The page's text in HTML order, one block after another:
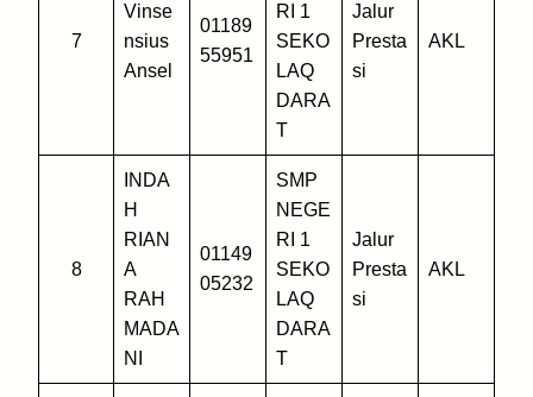
7
Vinse
nsius
Ansel
01189
55951
RI 1
SEKO
LAQ
DARA
T
Jalur
Presta
si
AKL
8
INDA
H
RIAN
A
RAH
MADA
NI
01149
05232
SMP
NEGE
RI 1
SEKO
LAQ
DARA
T
Jalur
Presta
si
AKL